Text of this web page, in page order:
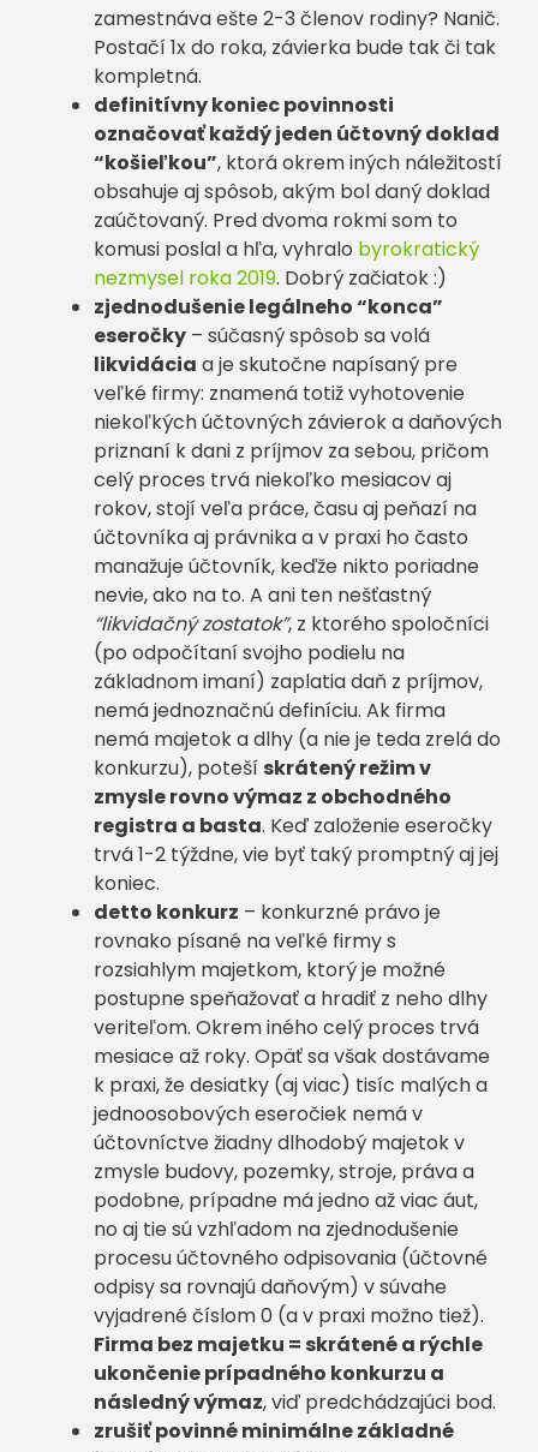
zamestnáva ešte 2-3 členov rodiny? Nanič.
Postačí 1x do roka, závierka bude tak či tak
kompletná.
definitívny koniec povinnosti
označovať každý jeden účtovný doklad
“košieľkou”, ktorá okrem iných náležitostí
obsahuje aj spôsob, akým bol daný doklad
zaúčtovaný. Pred dvoma rokmi som to
komusi poslal a hľa, vyhralo byrokratický
nezmysel roka 2019. Dobrý začiatok :)
zjednodušenie legálneho “konca”
eseročky – súčasný spôsob sa volá
likvidácia a je skutočne napísaný pre
veľké firmy: znamená totiž vyhotovenie
niekoľkých účtovných závierok a daňových
priznaní k dani z príjmov za sebou, pričom
celý proces trvá niekoľko mesiacov aj
rokov, stojí veľa práce, času aj peňazí na
účtovníka aj právnika a v praxi ho často
manažuje účtovník, keďže nikto poriadne
nevie, ako na to. A ani ten nešťastný
“likvidačný zostatok”, z ktorého spoločníci
(po odpočítaní svojho podielu na
základnom imaní) zaplatia daň z príjmov,
nemá jednoznačnú definíciu. Ak firma
nemá majetok a dlhy (a nie je teda zrelá do
konkurzu), poteší skrátený režim v
zmysle rovno výmaz z obchodného
registra a basta. Keď založenie eseročky
trvá 1-2 týždne, vie byť taký promptný aj jej
koniec.
detto konkurz – konkurzné právo je
rovnako písané na veľké firmy s
rozsiahlym majetkom, ktorý je možné
postupne speňažovať a hradiť z neho dlhy
veriteľom. Okrem iného celý proces trvá
mesiace až roky. Opäť sa však dostávame
k praxi, že desiatky (aj viac) tisíc malých a
jednoosobových eseročiek nemá v
účtovníctve žiadny dlhodobý majetok v
zmysle budovy, pozemky, stroje, práva a
podobne, prípadne má jedno až viac áut,
no aj tie sú vzhľadom na zjednodušenie
procesu účtovného odpisovania (účtovné
odpisy sa rovnajú daňovým) v súvahe
vyjadrené číslom 0 (a v praxi možno tiež).
Firma bez majetku = skrátené a rýchle
ukončenie prípadného konkurzu a
následný výmaz, viď predchádzajúci bod.
zrušiť povinné minimálne základné